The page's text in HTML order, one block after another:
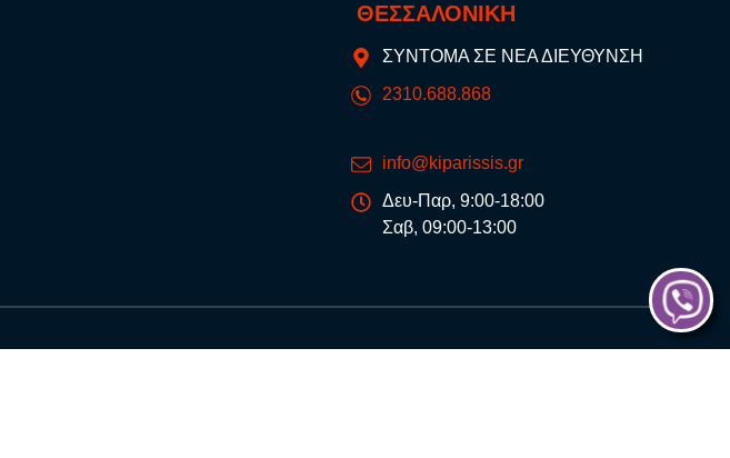
ΘΕΣΣΑΛΟΝΙΚΗ
ΣΥΝΤΟΜΑ ΣΕ ΝΕΑ ΔΙΕΥΘΥΝΣΗ
2310.688.868
info@kiparissis.gr
Δευ-Παρ, 9:00-18:00
Σαβ, 09:00-13:00